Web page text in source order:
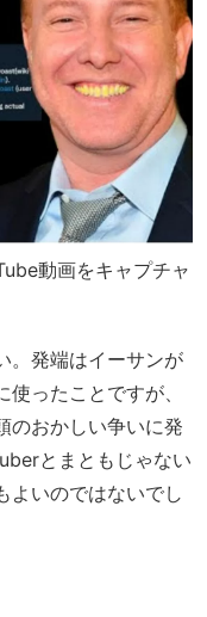
動画をキャプチャ
。発端はイーサンが
ったことですが、
のおかしい争いに発
とまともじゃない
よいのではないでし